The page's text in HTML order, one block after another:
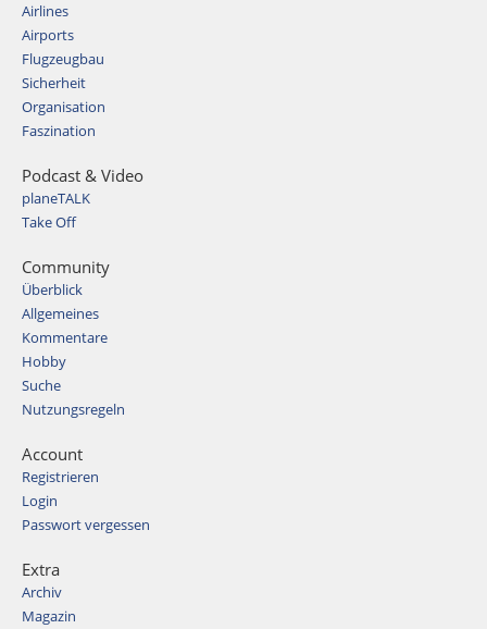
Airlines
Airports
Flugzeugbau
Sicherheit
Organisation
Faszination
Podcast & Video
planeTALK
Take Off
Community
Überblick
Allgemeines
Kommentare
Hobby
Suche
Nutzungsregeln
Account
Registrieren
Login
Passwort vergessen
Extra
Archiv
Magazin